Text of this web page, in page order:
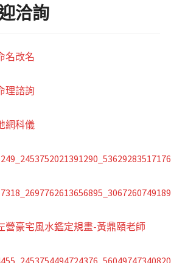
洽詢
名改名
理諮詢
網科儀
營豪宅風水鑑定規畫-黃鼎頤老師